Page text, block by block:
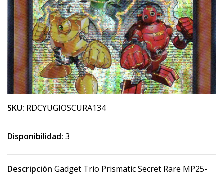
SKU: RDCYUGIOSCURA134
Disponibilidad: 3
Descripción Gadget Trio Prismatic Secret Rare MP25-